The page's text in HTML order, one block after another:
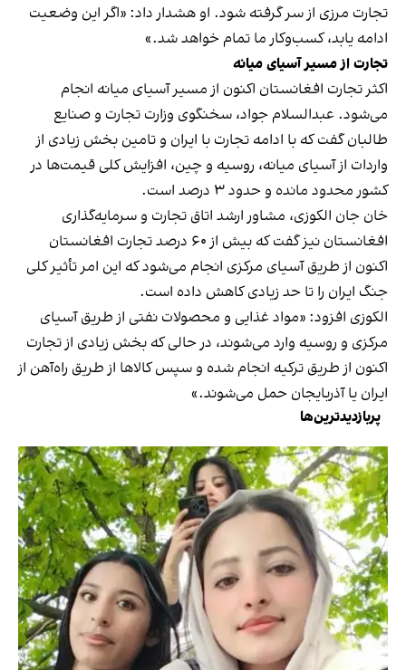
تجارت مرزی از سر گرفته شود. او هشدار داد: «اگر این وضعیت
ادامه یابد، کسب‌وکار ما تمام خواهد شد.»
تجارت از مسیر آسیای میانه
اکثر تجارت افغانستان اکنون از مسیر آسیای میانه انجام
می‌شود. عبدالسلام جواد، سخنگوی وزارت تجارت و صنایع
طالبان گفت که با ادامه تجارت با ایران و تامین بخش زیادی از
واردات از آسیای میانه، روسیه و چین، افزایش کلی قیمت‌ها در
کشور محدود مانده و حدود ۳ درصد است.
خان جان الکوزی، مشاور ارشد اتاق تجارت و سرمایه‌گذاری
افغانستان نیز گفت که بیش از ۶۰ درصد تجارت افغانستان
اکنون از طریق آسیای مرکزی انجام می‌شود که این امر تأثیر کلی
جنگ ایران را تا حد زیادی کاهش داده است.
الکوزی افزود: «مواد غذایی و محصولات نفتی از طریق آسیای
مرکزی و روسیه وارد می‌شوند، در حالی که بخش زیادی از تجارت
اکنون از طریق ترکیه انجام شده و سپس کالاها از طریق راه‌آهن از
ایران یا آذربایجان حمل می‌شوند.»
پربازدیدترین‌ها